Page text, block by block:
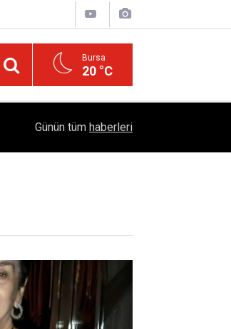
Bursa
20 °C
Sempozyumu Diyarbakır'da!
Günün tüm haberleri